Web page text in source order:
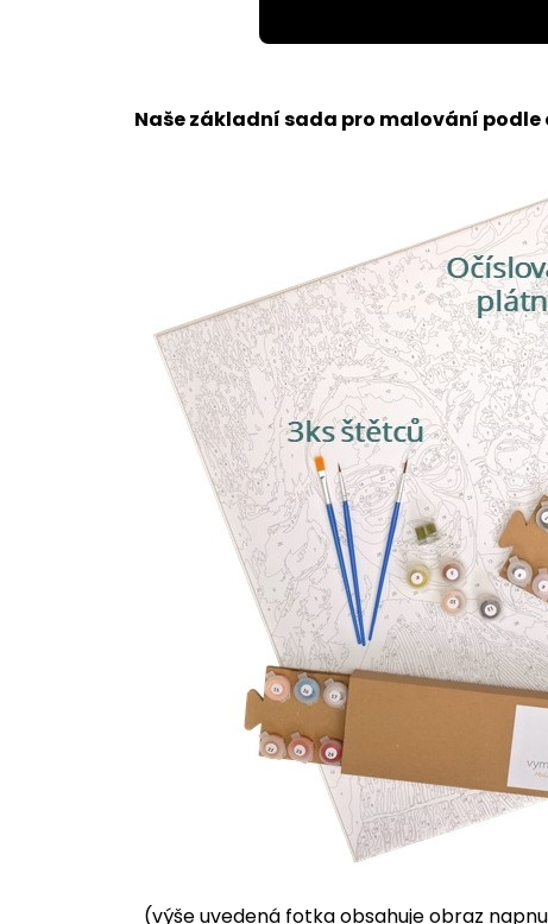
100.00%
Naše základní sada pro malování podle
(výše uvedená fotka obsahuje obraz